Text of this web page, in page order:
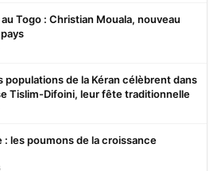
au Togo : Christian Mouala, nouveau
populations de la Kéran célèbrent dans
Tislim-Difoini, leur fête traditionnelle
: les poumons de la croissance